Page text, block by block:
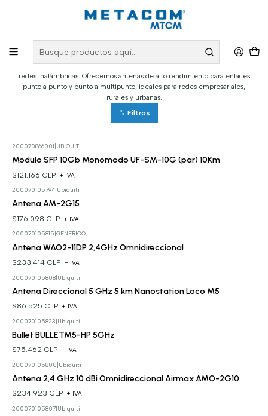
Redes Inalámbricas Antenas y Equipos Wireless
Antenas y Equipos Wireless
Nuestras antenas están diseñadas para mejorar la cobertura y estabilidad en
redes inalámbricas. Ofrecemos antenas de alto rendimiento para enlaces
punto a punto y punto a multipunto, ideales para redes empresariales,
rurales y urbanas.
Filtros
200070866001 UBIQUITI
Módulo SFP 10Gb Monomodo UF-SM-10G (par) 10Km
$121.166 CLP + IVA
200070105794| Ubiquiti
Antena AM-2G15
$176.098 CLP + IVA
200070105815 GENERICO
Antena WAO2-11DP 2,4GHz Omnidireccional
$233.414 CLP + IVA
200070105808| Ubiquiti
Antena Direccional 5 GHz 5 km Nanostation Loco M5
$86.525 CLP + IVA
200070105823 Ubiquiti
Bullet BULLETM5-HP 5GHz
$75.462 CLP + IVA
200070105800 Ubiquiti
Antena 2,4 GHz 10 dBi Omnidireccional Airmax AMO-2G10
$234.923 CLP + IVA
200070105807| Ubiquiti